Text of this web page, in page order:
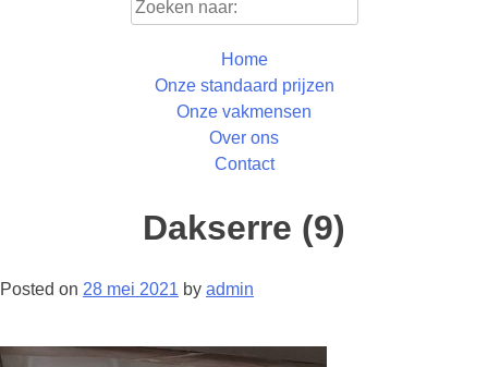
Home
Onze standaard prijzen
Onze vakmensen
Over ons
Contact
Dakserre (9)
Posted on 28 mei 2021 by admin